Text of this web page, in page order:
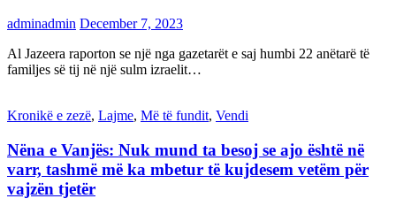
adminadmin December 7, 2023
Al Jazeera raporton se një nga gazetarët e saj humbi 22 anëtarë të
familjes së tij në një sulm izraelit…
Kronikë e zezë, Lajme, Më të fundit, Vendi
Nëna e Vanjës: Nuk mund ta besoj se ajo është në
varr, tashmë më ka mbetur të kujdesem vetëm për
vajzën tjetër